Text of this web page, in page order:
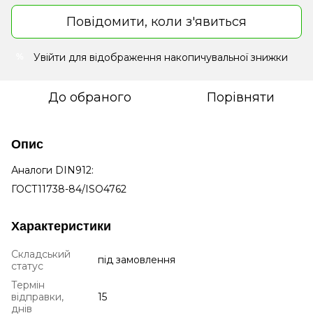
Повідомити, коли з'явиться
Увійти для відображення накопичувальної знижки
До обраного Порівняти
Опис
Аналоги DIN912:
ГОСТ11738-84/ISO4762
Характеристики
Складський
статус
під замовлення
Термін
відправки,
днів
15